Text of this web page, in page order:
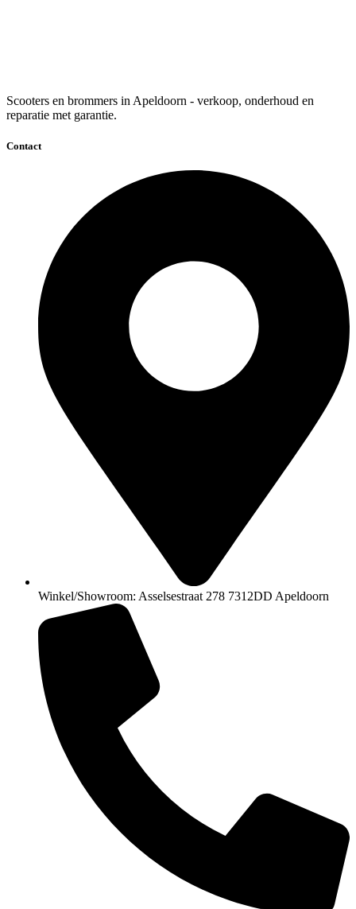
Scooters en brommers in Apeldoorn - verkoop, onderhoud en
reparatie met garantie.
Contact
Winkel/Showroom: Asselsestraat 278 7312DD Apeldoorn